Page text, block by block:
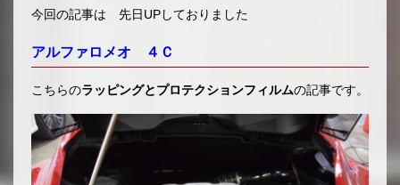
今回の記事は 先日UPしておりました
アルファロメオ ４Ｃ
こちらのラッピングとプロテクションフィルムの記事です。